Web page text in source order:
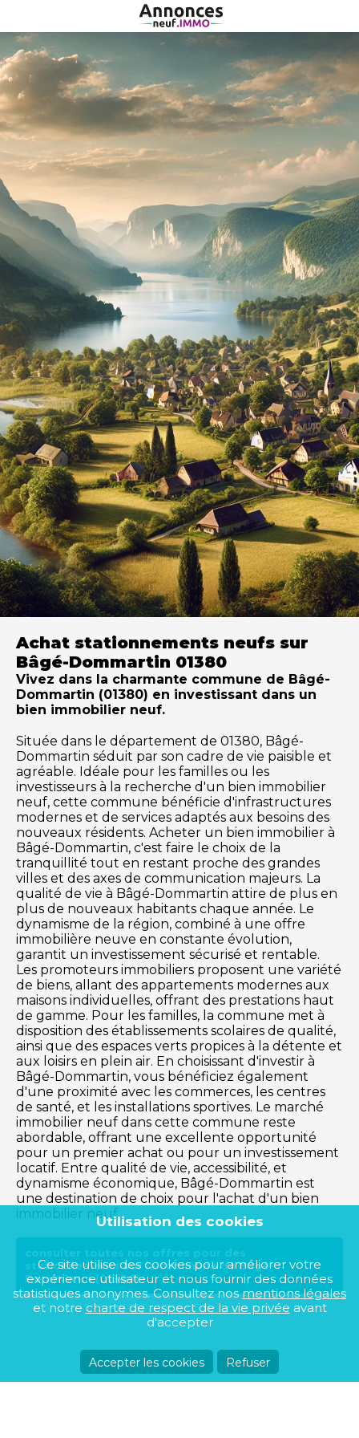
Achat stationnements neufs sur
Bâgé-Dommartin 01380
Vivez dans la charmante commune de Bâgé-
Dommartin (01380) en investissant dans un
bien immobilier neuf.
Située dans le département de 01380, Bâgé-
Dommartin séduit par son cadre de vie paisible et
agréable. Idéale pour les familles ou les
investisseurs à la recherche d'un bien immobilier
neuf, cette commune bénéficie d'infrastructures
modernes et de services adaptés aux besoins des
nouveaux résidents. Acheter un bien immobilier à
Bâgé-Dommartin, c'est faire le choix de la
tranquillité tout en restant proche des grandes
villes et des axes de communication majeurs. La
qualité de vie à Bâgé-Dommartin attire de plus en
plus de nouveaux habitants chaque année. Le
dynamisme de la région, combiné à une offre
immobilière neuve en constante évolution,
garantit un investissement sécurisé et rentable.
Les promoteurs immobiliers proposent une variété
de biens, allant des appartements modernes aux
maisons individuelles, offrant des prestations haut
de gamme. Pour les familles, la commune met à
disposition des établissements scolaires de qualité,
ainsi que des espaces verts propices à la détente et
aux loisirs en plein air. En choisissant d'investir à
Bâgé-Dommartin, vous bénéficiez également
d'une proximité avec les commerces, les centres
de santé, et les installations sportives. Le marché
immobilier neuf dans cette commune reste
abordable, offrant une excellente opportunité
pour un premier achat ou pour un investissement
locatif. Entre qualité de vie, accessibilité, et
dynamisme économique, Bâgé-Dommartin est
une destination de choix pour l'achat d'un bien
immobilier neuf.
consulter toutes nos offres pour des
stationnements sur la commune de Bâgé-
Dommartin (01380)
Utilisation des cookies
Ce site utilise des cookies pour améliorer votre
expérience utilisateur et nous fournir des données
statistiques anonymes. Consultez nosmentions légales
et notre charte de respect de la vie privée avant
d'accepter
Accepter les cookies Refuser